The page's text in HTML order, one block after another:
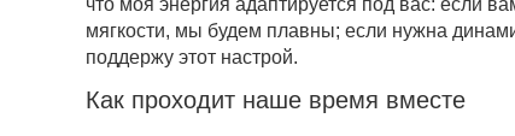
что моя энергия адаптируется под вас: если
мягкости, мы будем плавны; если нужна
поддержу этот настрой.
Как проходит наше время вместе